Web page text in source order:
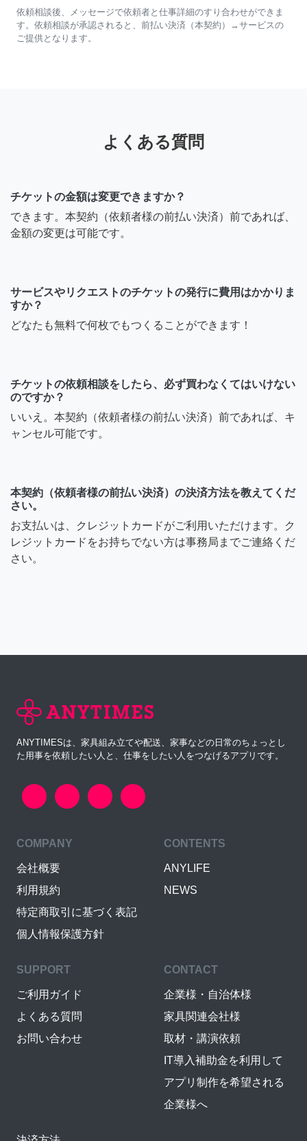
依頼相談後、メッセージで依頼者と仕事詳細のすり合わせができま
す。依頼相談が承認されると、前払い決済（本契約）→サービスの
ご提供となります。
よくある質問
チケットの金額は変更できますか？
できます。本契約（依頼者様の前払い決済）前であれば、
金額の変更は可能です。
サービスやリクエストのチケットの発行に費用はかかりま
すか？
どなたも無料で何枚でもつくることができます！
チケットの依頼相談をしたら、必ず買わなくてはいけない
のですか？
いいえ。本契約（依頼者様の前払い決済）前であれば、キ
ャンセル可能です。
本契約（依頼者様の前払い決済）の決済方法を教えてくだ
さい。
お支払いは、クレジットカードがご利用いただけます。ク
レジットカードをお持ちでない方は事務局までご連絡くだ
さい。
ANYTIMESは、家具組み立てや配送、家事などの日常のちょっとし
た用事を依頼したい人と、仕事をしたい人をつなげるアプリです。
COMPANY
会社概要
利用規約
特定商取引に基づく表記
個人情報保護方針
CONTENTS
ANYLIFE
NEWS
SUPPORT
ご利用ガイド
よくある質問
お問い合わせ
CONTACT
企業様・自治体様
家具関連会社様
取材・講演依頼
IT導入補助金を利用して
アプリ制作を希望される
企業様へ